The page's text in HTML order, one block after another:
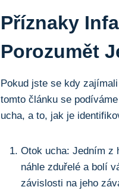
Příznaky‌
Porozumět
Pokud jste se kdy
tomto článku se
ucha, a⁤ to, jak‍ je
Otok ucha: Jedním z
náhle zduřelé a‍ bolí
závislosti na ‍jeho